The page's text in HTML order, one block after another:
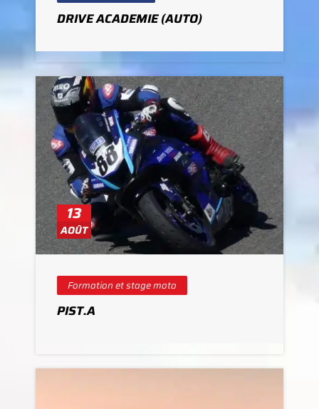
DRIVE ACADEMIE (AUTO)
13
AOÛT
Formation et stage moto
PIST.A